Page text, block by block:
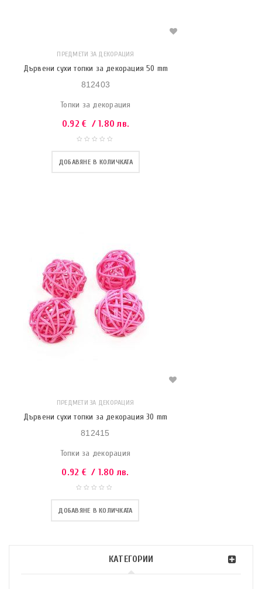
КАТЕГОРИИ
ПРЕДМЕТИ ЗА ДЕКОРАЦИЯ
Дървени сухи топки за декорация 50 mm
812403
Топки за декорация
0.92€ / 1.80 лв.
ДОБАВЯНЕ В КОЛИЧКАТА
ПРЕДМЕТИ ЗА ДЕКОРАЦИЯ
Дървени сухи топки за декорация 30 mm
812415
Топки за декорация
0.92 € / 1.80 лв.
ДОБАВЯНЕ В КОЛИЧКАТА